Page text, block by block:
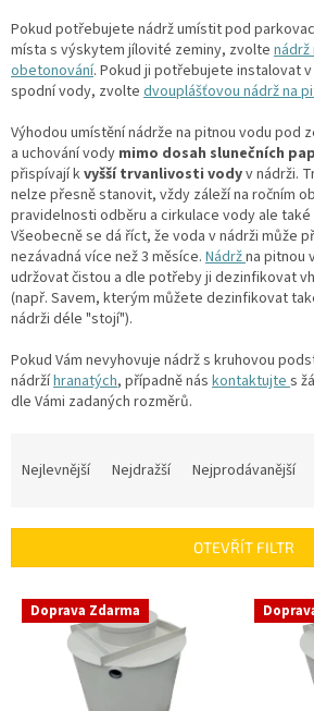
Pokud potřebujete nádrž umístit pod
místa s výskytem jílovité zeminy, zvolte nádrž
obetonování. Pokud ji potřebujete instalovat
spodní vody, zvolte dvouplášťovou nádrž na
Výhodou umístění nádrže na pitnou vodu pod
a uchování vody mimo dosah slunečních
přispívají kvyšší trvanlivosti vodyv nádrži.
nelze přesně stanovit, vždy záleží na ročním
pravidelnosti odběru a cirkulace vody ale
Všeobecně se dá říct, že voda v nádrži může
nezávadná více než 3 měsíce. Nádržna pitnou
udržovat čistou a dle potřeby ji dezinfikovat
(např. Savem, kterým můžete dezinfikovat
nádrži déle "stojí").
Pokud Vám nevyhovuje nádrž s kruhovou
nádržíhranatých, případně nás kontaktujte s
dle Vámi zadaných rozměrů.
í
Nejlevnější Nejdražší Nejprodávanější
OTEVŘÍT FILTR
V Doprava Zdarma